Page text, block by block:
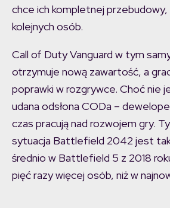
chce ich kompletnej przebudowy,
kolejnych osób.
Call of Duty Vanguard w tym
otrzymuje nową zawartość, a
poprawki w rozgrywce. Choć nie
udana odsłona CODa –
czas pracują nad rozwojem gry.
sytuacja Battlefield 2042 jest
średnio w Battlefield 5 z 2018
pięć razy więcej osób, niż w